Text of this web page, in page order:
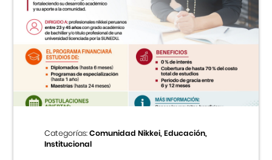
Categorías:Comunidad Nikkei, Educación,
Institucional